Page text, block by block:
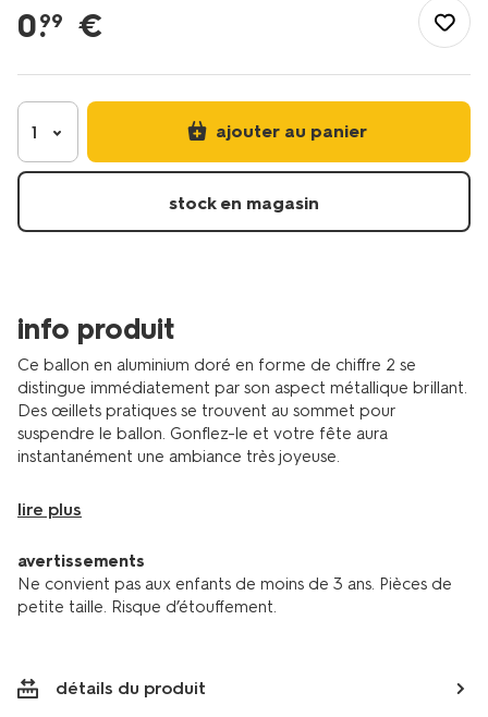
fr/fete-
idees-
de-
fete/ballons/ballon-
alu-
2-
0.
99 €
1 ajouter au panier
stock en magasin
info produit
Ce ballon en aluminium doré en forme de chiffre 2 se
distingue immédiatement par son aspect métallique brillant.
Des œillets pratiques se trouvent au sommet pour
suspendre le ballon. Gonflez-le et votre fête aura
instantanément une ambiance très joyeuse.
lire plus
avertissements
Ne convient pas aux enfants de moins de 3 ans. Pièces de
petite taille. Risque d’étouffement.
détails du produit